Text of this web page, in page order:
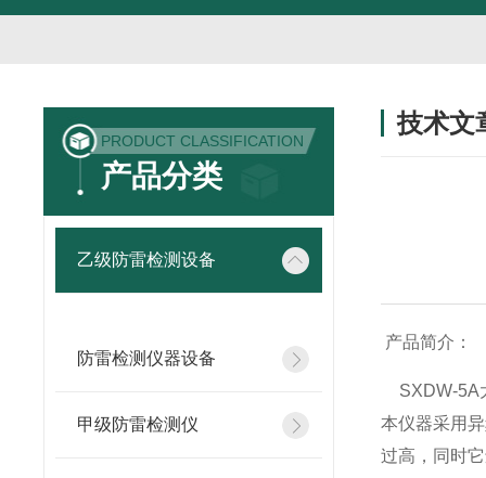
PRODUCT CLASSIFICATION
产品分类
乙级防雷检测设备
防雷检测仪器设备
甲级防雷检测仪
技术文
产品简介：
SXDW-5A
本仪器采用
过高，同时